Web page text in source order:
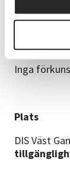
Inga
Plats
DIS Väst